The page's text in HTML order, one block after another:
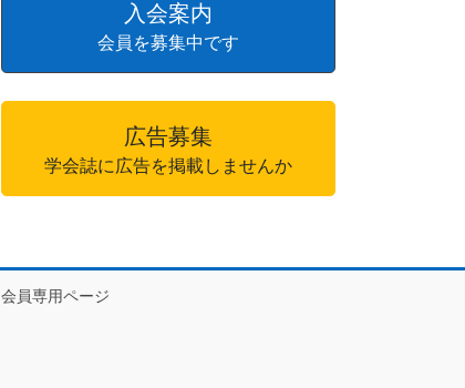
入会案内
会員を募集中です
広告募集
学会誌に広告を掲載しませんか
会員専用ページ